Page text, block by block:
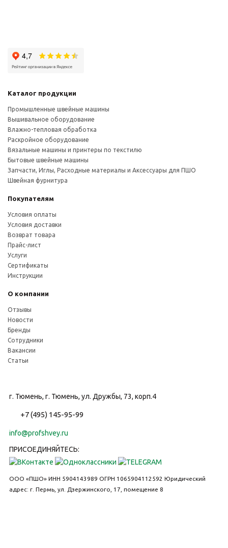
г. Тюмень, г. Тюмень, ул. Дружбы, 73, корп.4
+7 (495) 145-95-99
info@profshvey.ru
ПРИСОЕДИНЯЙТЕСЬ:
ООО «ПШО» ИНН 5904143989 ОГРН 1065904112592 Юридический
адрес: г. Пермь, ул. Дзержинского, 17, помещение 8
Каталог продукции
Промышленные швейные машины
Вышивальное оборудование
Влажно-тепловая обработка
Раскройное оборудование
Вязальные машины и принтеры по текстилю
Бытовые швейные машины
Запчасти, Иглы, Расходные материалы и Аксессуары для ПШО
Швейная фурнитура
Покупателям
Условия оплаты
Условия доставки
Возврат товара
Прайс-лист
Услуги
Сертификаты
Инструкции
О компании
Отзывы
Новости
Бренды
Сотрудники
Вакансии
Статьи